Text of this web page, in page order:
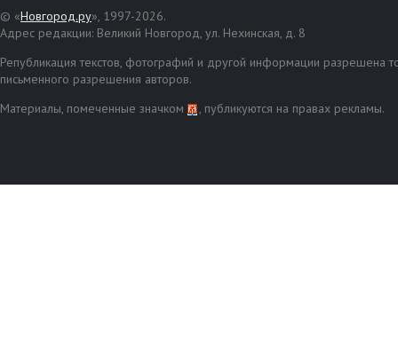
© «Новгород.ру», 1997-2026.
Адрес редакции: Великий Новгород, ул. Нехинская, д. 8
Републикация текстов, фотографий и другой информации разрешена
письменного разрешения авторов.
Материалы, помеченные значком
, публикуются на правах рекламы.